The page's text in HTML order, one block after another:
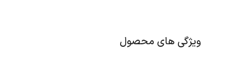
ویژگی های محصول